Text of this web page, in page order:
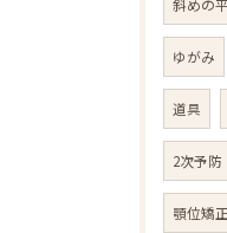
斜めの
ゆがみ
道具
2次予防
顎位矯正